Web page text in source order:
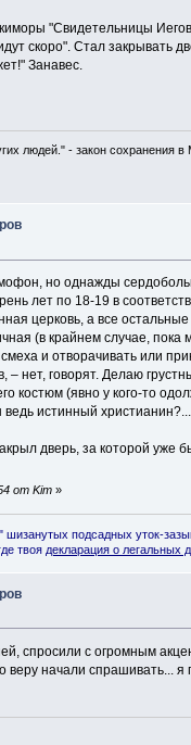
"Свидетельницы
скоро". Стал
Занавес.
людей." - закон сохранения в
но однажды
лет по 18-19 в
церковь, а все
(в крайнем случае,
и отворачивать или
– нет, говорят. Делаю
костюм (явно у кого-то
истинный
дверь, за которой уже
от Kim»
подсадных уток-
твоя декларация о легальных
спросили с огромным
веру начали спрашивать...